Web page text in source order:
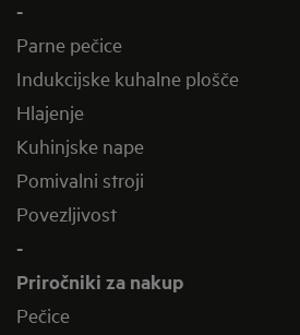
-
Parne pečice
Indukcijske kuhalne plošče
Hlajenje
Kuhinjske nape
Pomivalni stroji
Povezljivost
-
Priročniki za nakup
Pečice